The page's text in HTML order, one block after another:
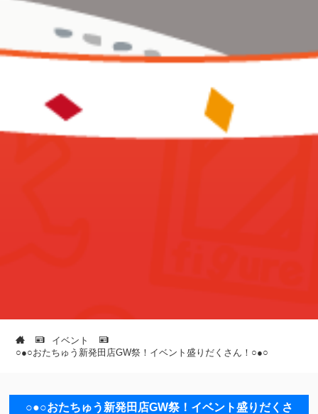
イベント
○●○おたちゅう新発田店GW祭！イベント盛りだくさん！○●○
○●○おたちゅう新発田店GW祭！イベント盛りだくさ